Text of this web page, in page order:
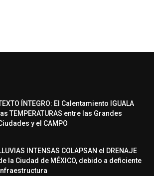
ÍNTEGRO: El Calentamiento IGUALA
las TEMPERATURAS entre las Grandes
y el CAMPO
INTENSAS COLAPSAN el DRENAJE
la Ciudad de MÉXICO, debido a deficiente